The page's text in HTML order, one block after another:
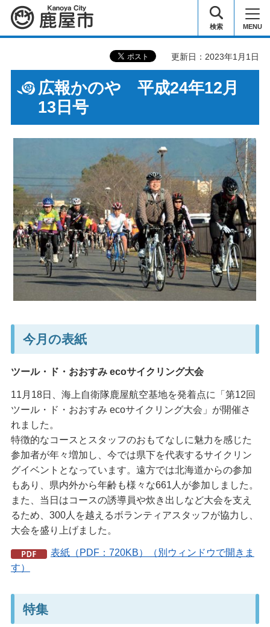
鹿屋市 検索 MENU
更新日：2023年1月1日
広報かのや 平成24年12月
13日号
今月の表紙
ツール・ド・おおすみ ecoサイクリング大会
11月18日、海上自衛隊鹿屋航空基地を発着点に「第12回
ツール・ド・おおすみ ecoサイクリング大会」が開催さ
れました。
特徴的なコースとスタッフのおもてなしに魅力を感じた
参加者が年々増加し、今では県下を代表するサイクリン
グイベントとなっています。遠方では北海道からの参加
もあり、県内外から年齢も様々な661人が参加しました。
また、当日はコースの誘導員や炊き出しなど大会を支え
るため、300人を越えるボランティアスタッフが協力し、
大会を盛り上げました。
表紙（PDF：720KB）（別ウィンドウで開きま
す）
特集